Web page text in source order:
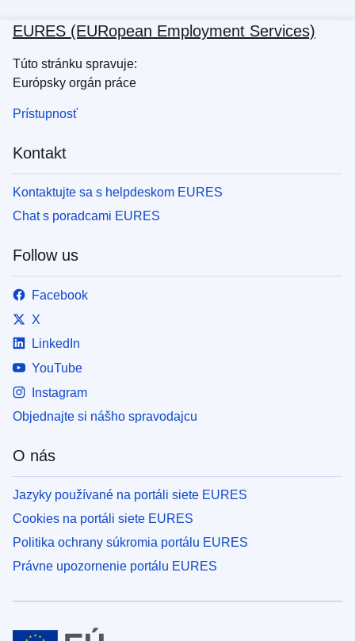
EURES (EURopean Employment Services)
Túto stránku spravuje:
Európsky orgán práce
Prístupnosť
Kontakt
Kontaktujte sa s helpdeskom EURES
Chat s poradcami EURES
Follow us
Facebook
X
LinkedIn
YouTube
Instagram
Objednajte si nášho spravodajcu
O nás
Jazyky používané na portáli siete EURES
Cookies na portáli siete EURES
Politika ochrany súkromia portálu EURES
Právne upozornenie portálu EURES